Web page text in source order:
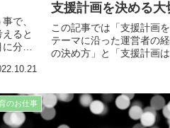
で、
ると
分け
い。
支援計画を決める大
この記事では「支援計画
テーマに沿った運営者の
の決め方」と「支援計画
事にまとめてます。日常
のお仕事